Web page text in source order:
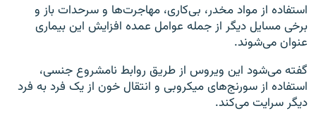
استفاده از مواد مخدر، بی‌کاری، مهاجرت‌ها و سرحدات باز و
برخی مسایل دیگر از جمله عوامل عمده افزایش این بیماری
عنوان می‌شوند.
گفته می‌شود این ویروس از طریق روابط نامشروع جنسی،
استفاده از سورنج‌های میکروبی و انتقال خون از یک فرد به فرد
دیگر سرایت می‌کند.